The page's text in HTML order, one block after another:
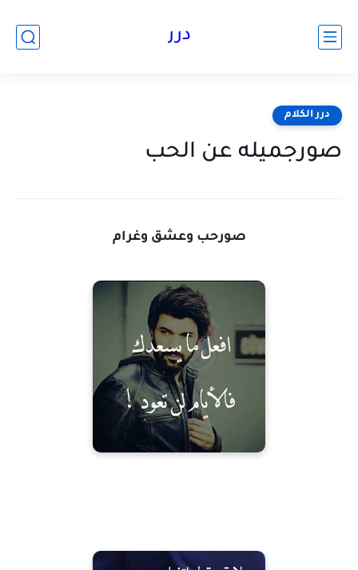
درر
درر الكلام
صورجميله عن الحب
صورحب وعشق وغرام